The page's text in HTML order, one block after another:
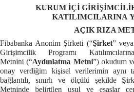
KURUM İÇİ
KATILIMCILARINA
AÇIK RIZA
Fibabanka Anonim Şirketi (“Şirket”
Girişimcilik Programı
Metnini (“Aydınlatma Metni”) okudum
onay verdiğim kişisel verilerimin aynı
bağlantılı, sınırlı ve ölçülü şekilde
Metninde belirtilen usul ve esaslar